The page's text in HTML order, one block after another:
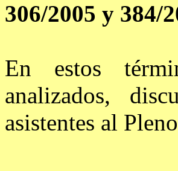
306/2005 y 384/
En estos
analizados,
asistentes al